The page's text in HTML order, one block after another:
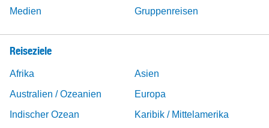
Medien
Gruppenreisen
Reiseziele
Afrika
Asien
Australien / Ozeanien
Europa
Indischer Ozean
Karibik / Mittelamerika